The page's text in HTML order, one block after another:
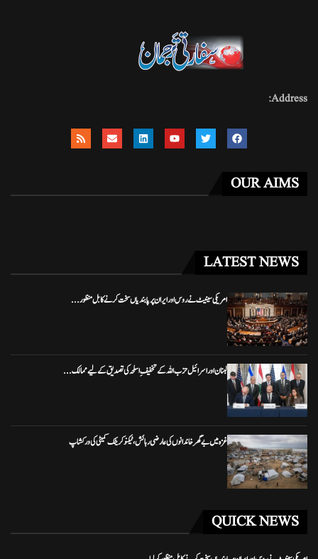
Address:
OUR AIMS
LATEST NEWS
امریکی سینیٹ نے روس اور ایران پر پابندیاں سخت کرنے کا بل منظور...
لبنان اور اسرائیل حزب اللہ کے تخفیفِ اسلحہ کی تصدیق کے لیے ممالک...
غزہ میں بے گھر خاندانوں کی عارضی رہائش، ٹیکنو کریٹک کمیٹی کی ورکشاپ
QUICK NEWS